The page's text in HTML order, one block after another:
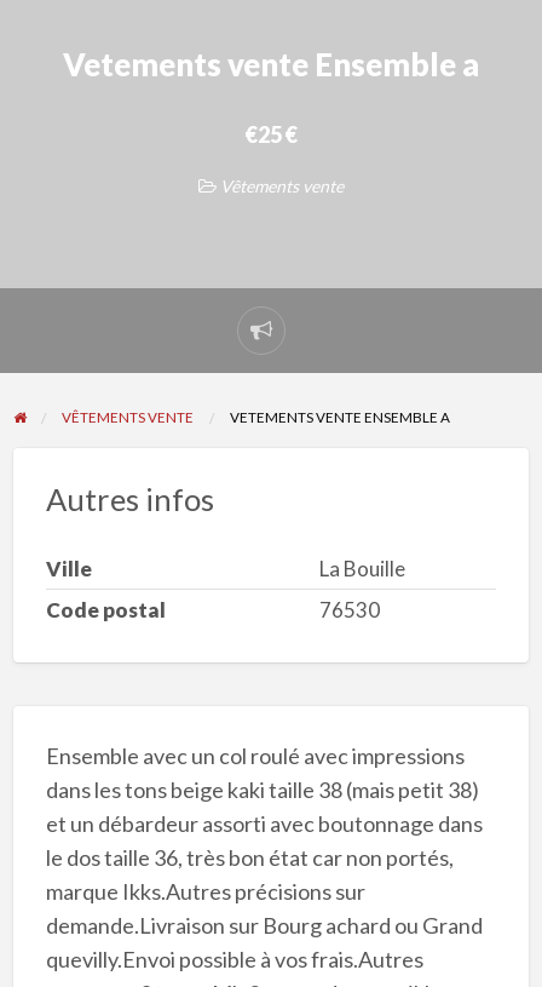
Vetements vente Ensemble a
€25 €
Vêtements vente
Signaler
un
problème
VÊTEMENTS VENTE VETEMENTS VENTE ENSEMBLE A
Autres infos
Ville
La Bouille
Code postal
76530
Ensemble avec un col roulé avec impressions
dans les tons beige kaki taille 38 (mais petit 38)
et un débardeur assorti avec boutonnage dans
le dos taille 36, très bon état car non portés,
marque Ikks.Autres précisions sur
demande.Livraison sur Bourg achard ou Grand
quevilly.Envoi possible à vos frais.Autres